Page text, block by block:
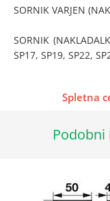
SORNIK VARJEN
SORNIK
SP17, SP19, SP22,
Spletna
Podobni